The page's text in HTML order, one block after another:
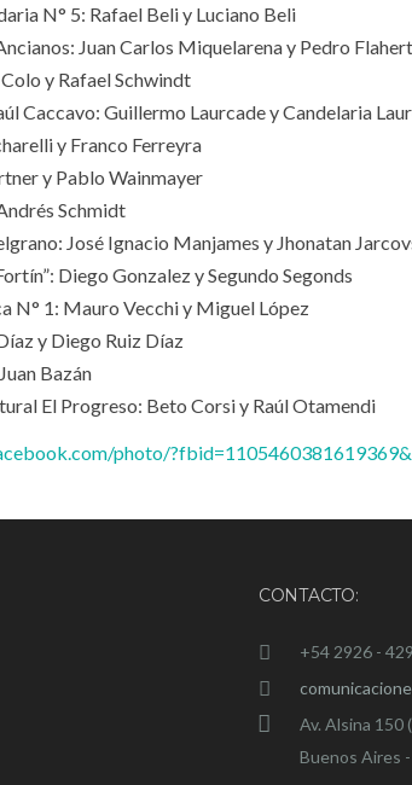
N° 5: Rafael Beli y Luciano Beli
Juan Carlos Miquelarena y Pedro
y Rafael Schwindt
Caccavo: Guillermo Laurcade y Candelaria
y Franco Ferreyra
y Pablo Wainmayer
Schmidt
José Ignacio Manjames y Jhonatan
Diego Gonzalez y Segundo Segonds
N° 1: Mauro Vecchi y Miguel López
y Diego Ruiz Díaz
Bazán
El Progreso: Beto Corsi y Raúl Otamendi
photo/
CONTACTO:
+54 2926 -
Av. Alsina 150
Buenos Aires